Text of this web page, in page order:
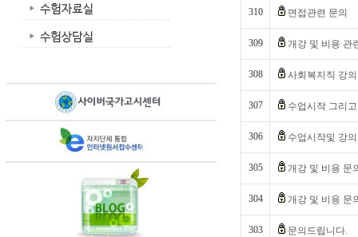
310 면접관련 문의
309 개강 및 비용 관
308 사회복지직 강
307 수업시작 그리
306 수업시작및 강
305 개강 및 비용 문
304 개강 및 비용 문
303 문의드립니다.